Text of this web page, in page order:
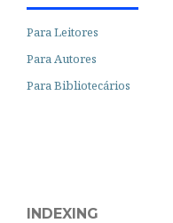
Para Leitores
Para Autores
Para Bibliotecários
INDEXING